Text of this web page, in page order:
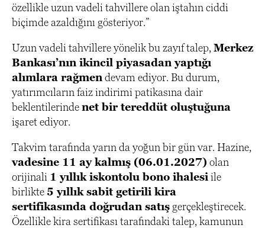
özellikle uzun vadeli tahvillere olan iştahın ciddi
biçimde azaldığını gösteriyor.”
Uzun vadeli tahvillere yönelik bu zayıf talep, Merkez
Bankası’nın ikincil piyasadan yaptığı
alımlara rağmen devam ediyor. Bu durum,
yatırımcıların faiz indirimi patikasına dair
beklentilerindenet bir tereddüt oluştuğuna
işaret ediyor.
Takvim tarafında yarın da yoğun bir gün var. Hazine,
vadesine 11 ay kalmış (06.01.2027) olan
orijinali 1 yıllık iskontolu bono ihalesi ile
birlikte 5 yıllık sabit getirili kira
sertifikasında doğrudan satış gerçekleştirecek.
Özellikle kira sertifikası tarafındaki talep, kamunun